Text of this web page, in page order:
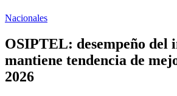
Nacionales
OSIPTEL: desempeño del
mantiene tendencia de
2026